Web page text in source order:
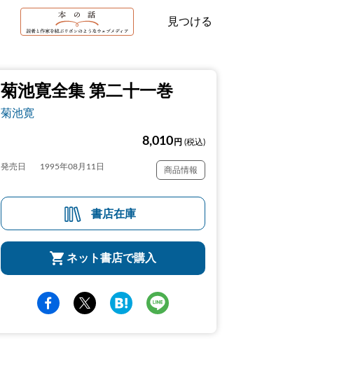
見つける
菊池寛全集 第二十一巻
菊池寛
8,010 円 (税込)
発売日 1995年08月11日 商品情報
書店在庫
ネット書店で購入